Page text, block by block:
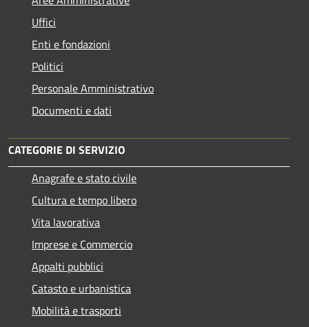
Uffici
Enti e fondazioni
Politici
Personale Amministrativo
Documenti e dati
CATEGORIE DI SERVIZIO
Anagrafe e stato civile
Cultura e tempo libero
Vita lavorativa
Imprese e Commercio
Appalti pubblici
Catasto e urbanistica
Mobilità e trasporti